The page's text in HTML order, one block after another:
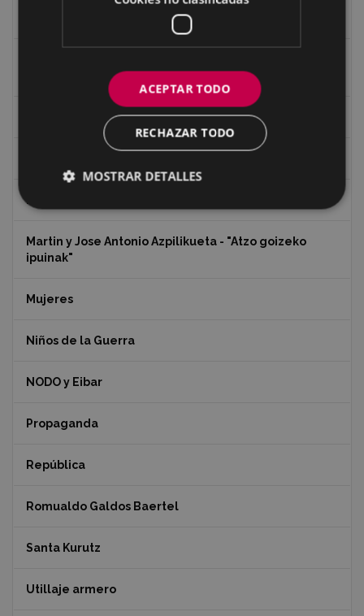
Ignacio Zuloaga (1870-2020)
Indalecio Ojanguren Diputación de Gipuzkoa
Koko Dantzak
Martin y Jose Antonio Azpilikueta - "Atzo goizeko
ipuinak"
Mujeres
Niños de la Guerra
NODO y Eibar
Propaganda
República
Romualdo Galdos Baertel
Santa Kurutz
Utillaje armero
ACEPTAR TODO
RECHAZAR TODO
MOSTRAR DETALLES